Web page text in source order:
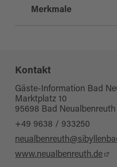
Merkmale
für Familien
für Schulklassen
für Gruppen
Kontakt
Gäste-Information Bad
Marktplatz 10
95698 Bad Neualbenreuth
+49 9638 / 933250
www.neualbenreuth.de